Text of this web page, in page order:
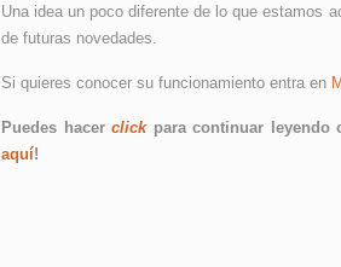
Una idea un poco diferente de lo que estamos
de futuras novedades.
Si quieres conocer su funcionamiento entra en
Puedes hacerclickpara continuar leyendo
aquí!